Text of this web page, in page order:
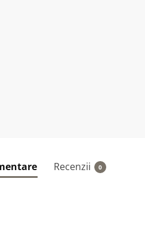
Recenzii 0